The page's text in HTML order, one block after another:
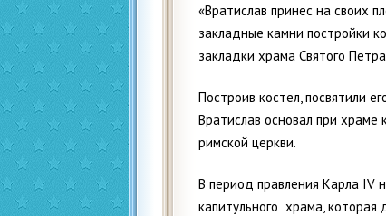
«Вратислав принес на своих
закладные камни постройки
закладки храма Святого
Построив костел, посвятили
Вратислав основал при храме
римской церкви.
В период правления Карла IV
капитульного храма, которая